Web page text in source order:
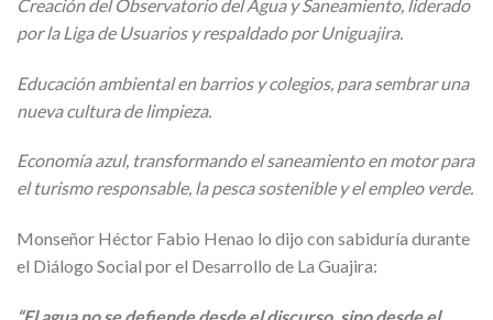
Creación del Observatorio del Agua y Saneamiento, liderado
por la Liga de Usuarios y respaldado por Uniguajira.
Educación ambiental en barrios y colegios, para sembrar una
nueva cultura de limpieza.
Economía azul, transformando el saneamiento en motor para
el turismo responsable, la pesca sostenible y el empleo verde.
Monseñor Héctor Fabio Henao lo dijo con sabiduría durante
el Diálogo Social por el Desarrollo de La Guajira: